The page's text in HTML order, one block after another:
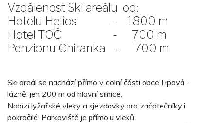
Vzdálenost Ski areálu od:
Hotelu Helios - 1800 m
Hotel TOČ - 700 m
Penzionu Chiranka - 700 m
Ski areál se nachází přímo v dolní části obce Lipová -
lázně, jen 200 m od hlavní silnice.
Nabízí lyžařské vleky a sjezdovky pro začátečníky i
pokročilé. Parkoviště je přímo u vleků.